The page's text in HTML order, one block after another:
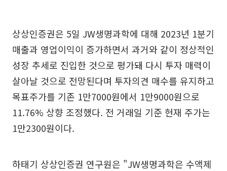
상상인증권은 5일 JW생명과학에 대해 2023년 1분기
매출과 영업이익이 증가하면서 과거와 같이 정상적인
성장 추세로 진입한 것으로 평가돼 다시 투자 매력이
살아날 것으로 전망된다며 투자의견 매수를 유지하고
목표주가를 기존 1만7000원에서 1만9000원으로
11.76% 상향 조정했다. 전 거래일 기준 현재 주가는
1만2300원이다.
하태기 상상인증권 연구원은 "JW생명과학은 수액제